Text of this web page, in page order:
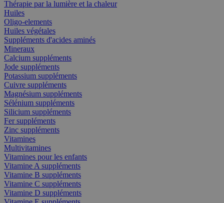
Thérapie par la lumière et la chaleur
Huiles
Oligo-elements
Huiles végétales
Suppléments d'acides aminés
Mineraux
Calcium suppléments
Jode suppléments
Potassium suppléments
Cuivre suppléments
Magnésium suppléments
Sélénium suppléments
Silicium suppléments
Fer suppléments
Zinc suppléments
Vitamines
Multivitamines
Vitamines pour les enfants
Vitamine A suppléments
Vitamine B suppléments
Vitamine C suppléments
Vitamine D suppléments